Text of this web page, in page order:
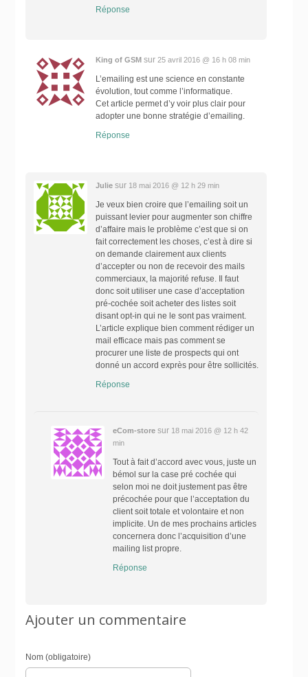
Réponse
King of GSM sur25 avril 2016 @ 16 h 08 min
L’emailing est une science en constante
évolution, tout comme l’informatique.
Cet article permet d’y voir plus clair pour
adopter une bonne stratégie d’emailing.
Réponse
Julie sur 18 mai 2016 @ 12 h 29 min
Je veux bien croire que l’emailing soit un
puissant levier pour augmenter son chiffre
d’affaire mais le problème c’est que si on
fait correctement les choses, c’est à dire si
on demande clairement aux clients
d’accepter ou non de recevoir des mails
commerciaux, la majorité refuse. Il faut
donc soit utiliser une case d’acceptation
pré-cochée soit acheter des listes soit
disant opt-in qui ne le sont pas vraiment.
L’article explique bien comment rédiger un
mail efficace mais pas comment se
procurer une liste de prospects qui ont
donné un accord exprès pour être sollicités.
Réponse
eCom-store sur 18 mai 2016 @ 12 h 42
min
Tout à fait d’accord avec vous, juste un
bémol sur la case pré cochée qui
selon moi ne doit justement pas être
précochée pour que l’acceptation du
client soit totale et volontaire et non
implicite. Un de mes prochains articles
concernera donc l’acquisition d’une
mailing list propre.
Réponse
Ajouter un commentaire
Nom (obligatoire)